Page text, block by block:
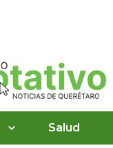
Salud